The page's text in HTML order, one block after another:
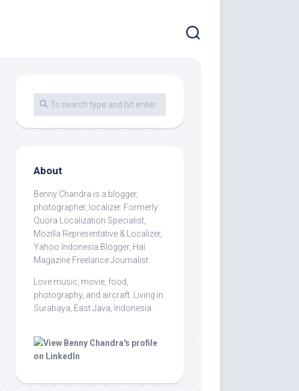
About
Benny Chandra is a blogger,
photographer, localizer. Formerly
Quora Localization Specialist,
Mozilla Representative & Localizer,
Yahoo Indonesia Blogger, Hai
Magazine Freelance Journalist.
Love music, movie, food,
photography, and aircraft. Living in
Surabaya, East Java, Indonesia.